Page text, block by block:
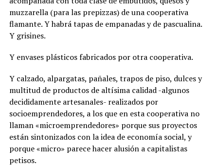
muzzarella (para las prepizzas) de una cooperativa
flamante. Y habrá tapas de empanadas y de pascualina.
Y grisines.
Y envases plásticos fabricados por otra cooperativa.
Y calzado, alpargatas, pañales, trapos de piso, dulces y
multitud de productos de altísima calidad -algunos
decididamente artesanales- realizados por
socioemprendedores, a los que en esta cooperativa no
llaman «microemprendedores» porque sus proyectos
están sintonizados con la idea de economía social, y
porque «micro» parece hacer alusión a capitalistas
petisos.